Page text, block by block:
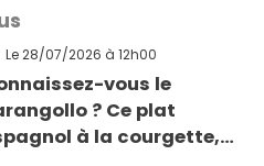
Le 28/07/2026 à 12h00
vous le
? Ce plat
à la courgette,